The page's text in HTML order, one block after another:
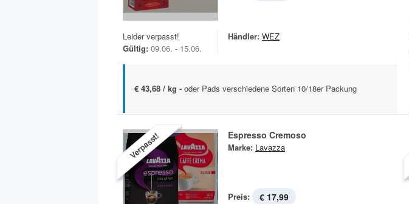
Leider verpasst!
Gültig: 09.06. - 15.06.
Händler: WEZ
€ 43,68 / kg - oder Pads verschiedene Sorten 10/18er Packung
Verpasst! Espresso Cremoso
Marke: Lavazza
Preis: € 17,99